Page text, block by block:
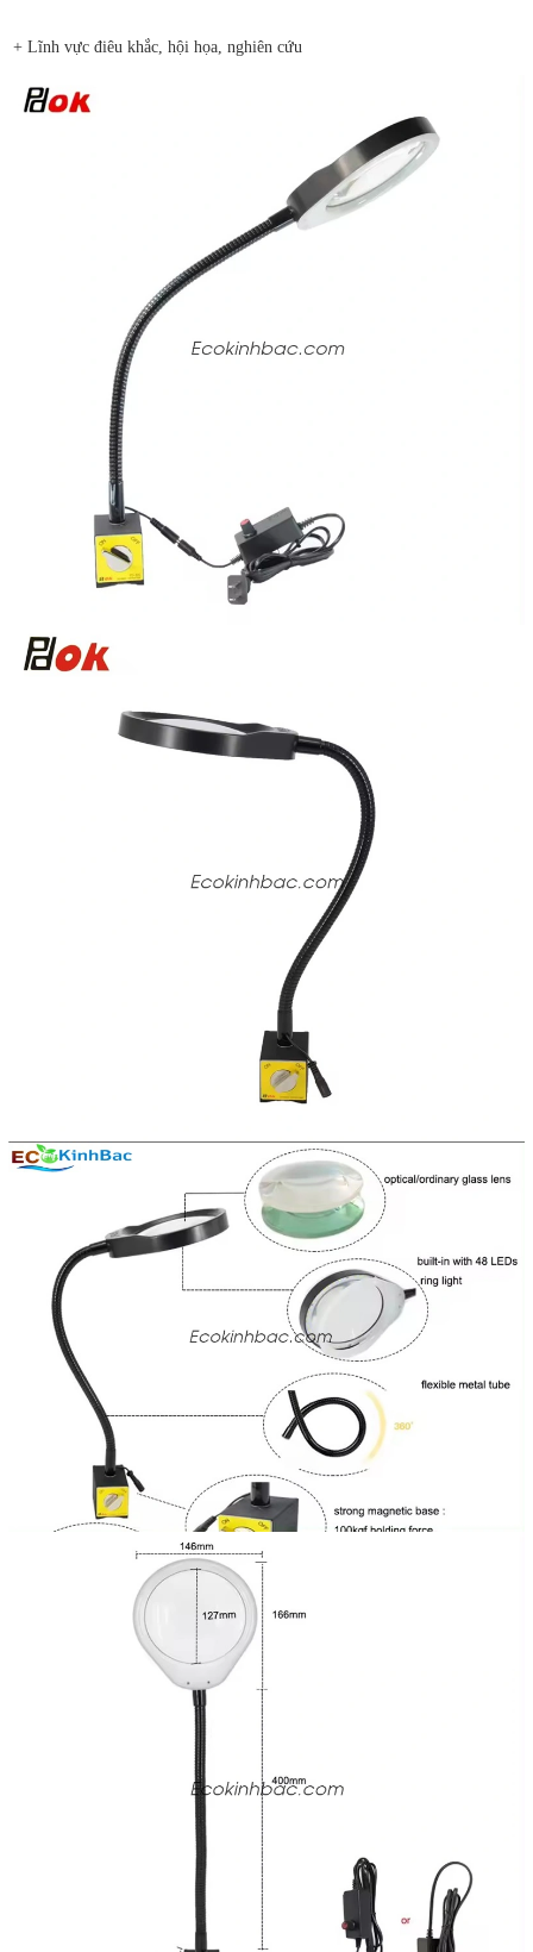
+ Lĩnh vực điêu khắc, hội họa, nghiên cứu